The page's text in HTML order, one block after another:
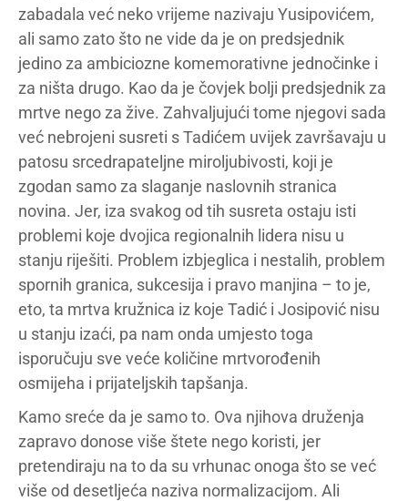
zabadala već neko vrijeme nazivaju Yusipovićem,
ali samo zato što ne vide da je on predsjednik
jedino za ambiciozne komemorativne jednočinke i
za ništa drugo. Kao da je čovjek bolji predsjednik za
mrtve nego za žive. Zahvaljujući tome njegovi sada
već nebrojeni susreti s Tadićem uvijek završavaju u
patosu srcedrapateljne miroljubivosti, koji je
zgodan samo za slaganje naslovnih stranica
novina. Jer, iza svakog od tih susreta ostaju isti
problemi koje dvojica regionalnih lidera nisu u
stanju riješiti. Problem izbjeglica i nestalih, problem
spornih granica, sukcesija i pravo manjina – to je,
eto, ta mrtva kružnica iz koje Tadić i Josipović nisu
u stanju izaći, pa nam onda umjesto toga
isporučuju sve veće količine mrtvorođenih
osmijeha i prijateljskih tapšanja.
Kamo sreće da je samo to. Ova njihova druženja
zapravo donose više štete nego koristi, jer
pretendiraju na to da su vrhunac onoga što se već
više od desetljeća naziva normalizacijom. Ali